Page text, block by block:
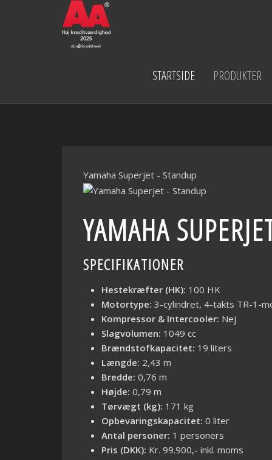
STARTSIDE PRODUKTER
Yamaha Superjet - Standup
YAMAHA
SPECIFIKATIONER
Hestekræfter (HK): 100 HK
Motortype: 3-cylindret, 4-takts TR-1-
Kompressor & Intercooler: Nej
Slagvolumen: 1049 cc
Brændstofkapacitet: 19 liters
Længde: 2,43 m
Bredde: 0,76 m
Højde: 0,79 m
Tørvægt (kg): 171 kg
Opbevaringskapacitet: 0 liter
Antal personer: 1 personers
Pris (DKK): Kr. 99.900,- inkl. moms